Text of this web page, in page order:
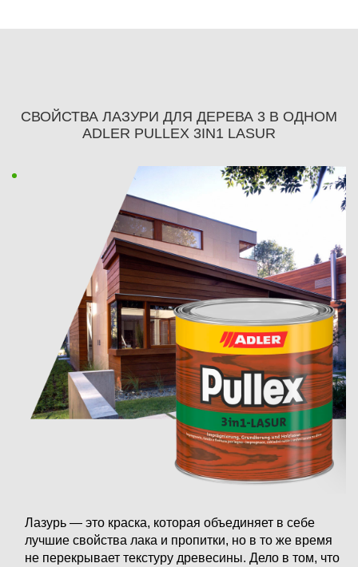
СВОЙСТВА ЛАЗУРИ ДЛЯ ДЕРЕВА 3 В ОДНОМ
ADLER PULLEX 3IN1 LASUR
Лазурь — это краска, которая объединяет в себе
лучшие свойства лака и пропитки, но в то же время
не перекрывает текстуру древесины. Дело в том, что